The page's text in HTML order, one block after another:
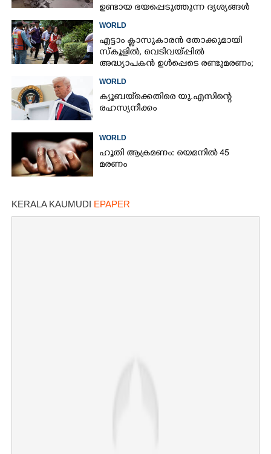
ഉണ്ടായ ഭയപ്പെടുത്തുന്ന ദൃശ്യങ്ങൾ
പുറത്ത്
WORLD
എട്ടാം ക്ളാസുകാരൻ തോക്കുമായി
സ്കൂളിൽ, വെടിവയ്പ്പിൽ
അദ്ധ്യാപകൻ ഉൾപ്പെടെ രണ്ടുമരണം;
15 പേർക്ക് പരിക്ക്
WORLD
ക്യൂബയ്‌ക്കെതിരെ യു.എസിന്റെ
രഹസ്യനീക്കം
WORLD
ഹൂതി ആക്രമണം: യെമനിൽ 45
മരണം
KERALA KAUMUDI EPAPER